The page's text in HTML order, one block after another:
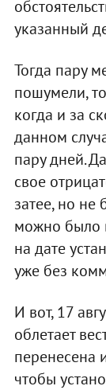
указанный
Тогда пару
пошумели,
когда и за
данном
пару дней.
свое
затее, но не
можно было
на дате
уже без
И вот, 17
облетает
перенесена
чтобы